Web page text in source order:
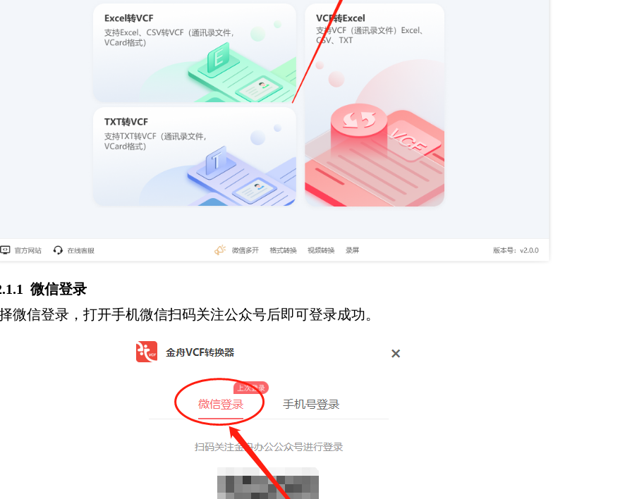
微信登录
微信登录，打开手机微信扫码关注公众号后即可登录成功。